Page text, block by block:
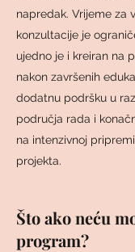
napredak. Vrijeme za
konzultacije je
ujedno je i kreiran na
nakon završenih
dodatnu podršku u
područja rada i
na intenzivnoj
projekta.
Što ako neću
program?